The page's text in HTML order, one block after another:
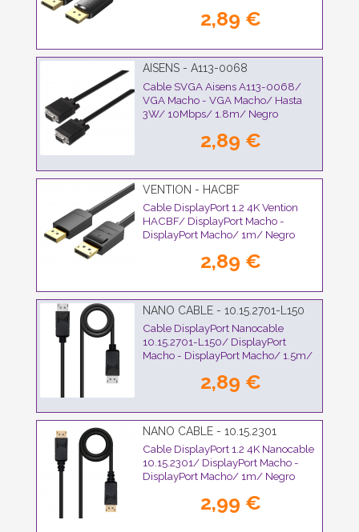
2,89 €
AISENS - A113-0068
Cable SVGA Aisens A113-0068/
VGA Macho - VGA Macho/ Hasta
3W/ 10Mbps/ 1.8m/ Negro
2,89 €
VENTION - HACBF
Cable DisplayPort 1.2 4K Vention
HACBF/ DisplayPort Macho -
DisplayPort Macho/ 1m/ Negro
2,89 €
NANO CABLE - 10.15.2701-L150
Cable DisplayPort Nanocable
10.15.2701-L150/ DisplayPort
Macho - DisplayPort Macho/ 1.5m/
2,89 €
NANO CABLE - 10.15.2301
Cable DisplayPort 1.2 4K Nanocable
10.15.2301/ DisplayPort Macho -
DisplayPort Macho/ 1m/ Negro
2,99 €